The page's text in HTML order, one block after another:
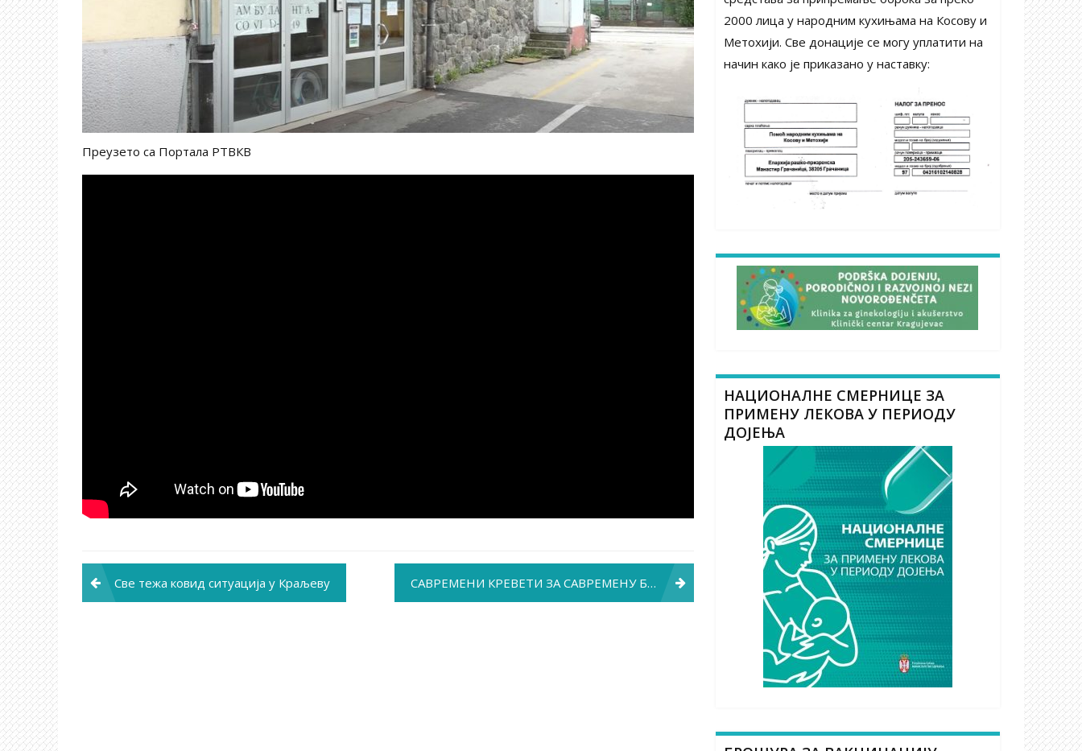
Преузето са Портала РТВКВ
Post
navigation
Све тежа ковид ситуација у Краљеву САВРЕМЕНИ КРЕВЕТИ ЗА САВРЕМЕНУ БОЛНИЦУ
2000 лица у народним кухињама на Косову и
Метохији. Све донације се могу уплатити на
начин како је приказано у наставку:
НАЦИОНАЛНЕ СМЕРНИЦЕ ЗА
ПРИМЕНУ ЛЕКОВА У ПЕРИОДУ
ДОЈЕЊА